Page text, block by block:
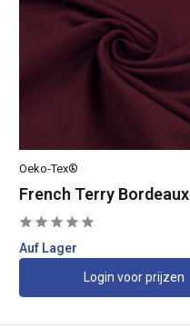
Oeko-Tex®
French Terry Bordeaux
Auf Lager
Login voor prijzen